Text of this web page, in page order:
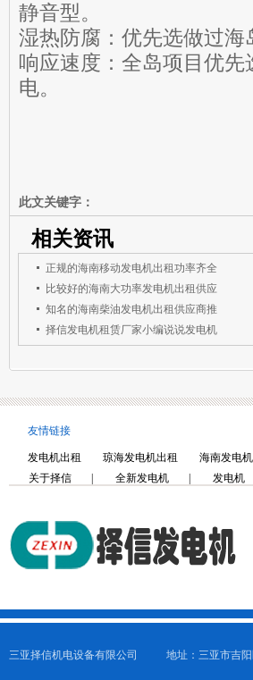
静音型。
湿热防腐：优先选做过
响应速度：全岛项目优
电。
此文关键字：
相关资讯
正规的海南移动发电机出租功率齐全
比较好的海南大功率发电机出租供应
知名的海南柴油发电机出租供应商推
择信发电机租赁厂家小编说说发电机
友情链接
发电机出租 琼海发电机出租 海南发电
关于择信
全新发电机 发电机
三亚择信机电设备有限公司 地址：三亚市吉